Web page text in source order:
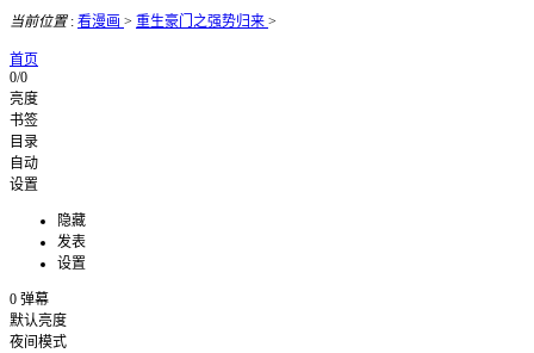
当前位置: 看漫画 > 重生豪门之强势归来 >
首页
0/0
亮度
书签
目录
自动
设置
隐藏
发表
设置
0 弹幕
默认亮度
夜间模式